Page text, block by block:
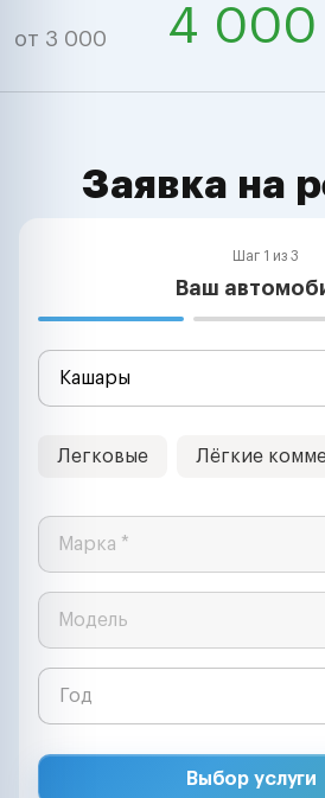
от 3 000 4 000
Заявка на
Шаг 1 из 3
Ваш
Легковые Лёгкие
Марка *
Модель
Выбор услуги